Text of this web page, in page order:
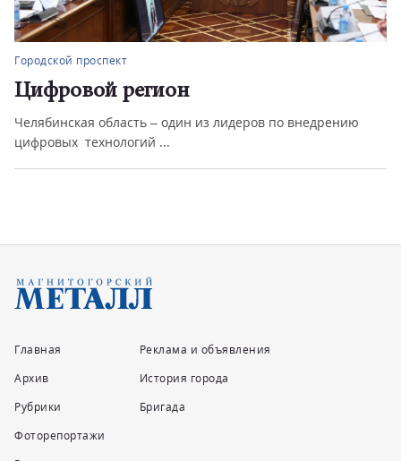
Городской проспект
Цифровой регион
Челябинская область – один из лидеров по внедрению
цифровых технологий ...
Главная
Архив
Рубрики
Фоторепортажи
Реклама и объявления
История города
Бригада